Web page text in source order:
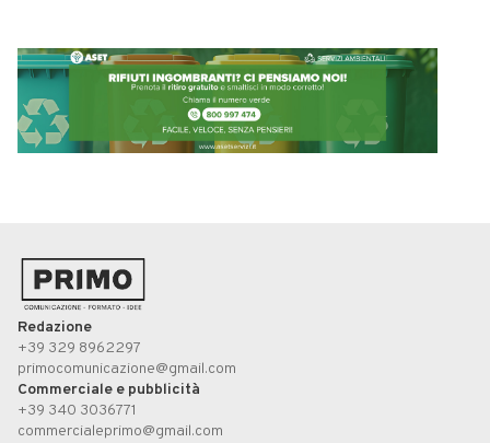
Redazione
+39 329 8962297
primocomunicazione@gmail.com
Commerciale e pubblicità
+39 340 3036771
commercialeprimo@gmail.com